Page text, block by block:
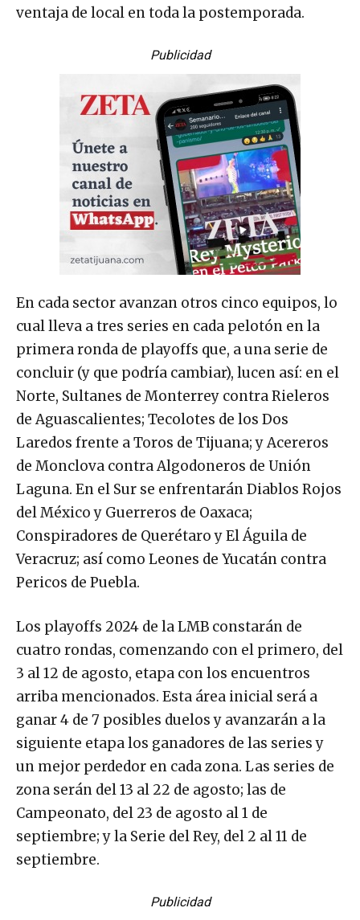
ventaja de local en toda la postemporada.
Publicidad
En cada sector avanzan otros cinco equipos, lo
cual lleva a tres series en cada pelotón en la
primera ronda de playoffs que, a una serie de
concluir (y que podría cambiar), lucen así: en el
Norte, Sultanes de Monterrey contra Rieleros
de Aguascalientes; Tecolotes de los Dos
Laredos frente a Toros de Tijuana; y Acereros
de Monclova contra Algodoneros de Unión
Laguna. En el Sur se enfrentarán Diablos Rojos
del México y Guerreros de Oaxaca;
Conspiradores de Querétaro y El Águila de
Veracruz; así como Leones de Yucatán contra
Pericos de Puebla.
Los playoffs 2024 de la LMB constarán de
cuatro rondas, comenzando con el primero, del
3 al 12 de agosto, etapa con los encuentros
arriba mencionados. Esta área inicial será a
ganar 4 de 7 posibles duelos y avanzarán a la
siguiente etapa los ganadores de las series y
un mejor perdedor en cada zona. Las series de
zona serán del 13 al 22 de agosto; las de
Campeonato, del 23 de agosto al 1 de
septiembre; y la Serie del Rey, del 2 al 11 de
septiembre.
Publicidad